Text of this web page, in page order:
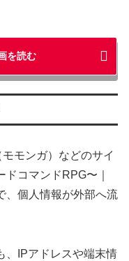
を読む
モンガ）などのサイ
ドコマンドRPG〜｜
、個人情報が外部へ流
、IPアドレスや端末情